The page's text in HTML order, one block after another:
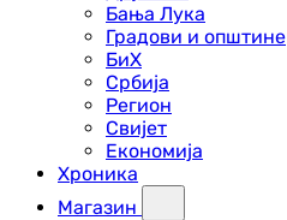
Бања Лука
Градови и општине
БиХ
Србија
Регион
Свијет
Економија
Хроника
Магазин